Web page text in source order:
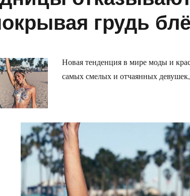
грудь
Новая тенденция в мире моды и
самых смелых и отчаянных